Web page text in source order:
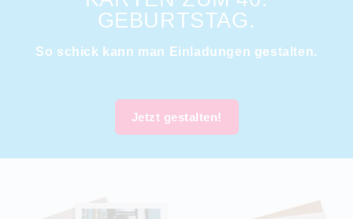
GEBURTSTAG.
So schick kann man Einladungen gestalten.
Jetzt gestalten!